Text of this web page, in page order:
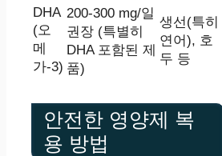
DHA
(오
메
가-3)
200-300 mg/일
권장 (특별히
DHA 포함된 제
품)
생선(특히
연어), 호
두 등
안전한 영양제 복
용 방법